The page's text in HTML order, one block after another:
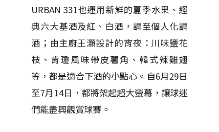
URBAN 331也運用新鮮的夏季水果、經
典六大基酒及紅、白酒，調至個人化調
酒；由主廚王灝設計的宵夜：川味鹽花
枝、肯瓊風味帶皮薯角、韓式辣雞翅
等，都是適合下酒的小點心。自6月29日
至7月14日，都將架起超大螢幕，讓球迷
們能盡興觀賞球賽。